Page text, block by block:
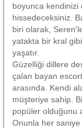
boyunca kendinizi
hissedeceksiniz.
biri olarak,
yatakta bir kral
yaşatır.
Güzelliği dillere
çalan bayan
arasında. Kendi
müşteriye sahip.
popüler olduğunu
Onunla her